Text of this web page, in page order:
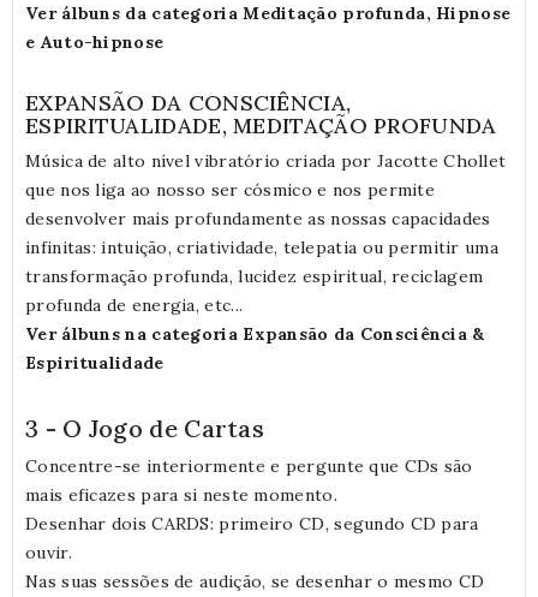
Ver álbuns da categoria Meditação profunda, Hipnose
e Auto-hipnose
EXPANSÃO DA CONSCIÊNCIA,
ESPIRITUALIDADE, MEDITAÇÃO PROFUNDA
Música de alto nível vibratório criada por Jacotte Chollet
que nos liga ao nosso ser cósmico e nos permite
desenvolver mais profundamente as nossas capacidades
infinitas: intuição, criatividade, telepatia ou permitir uma
transformação profunda, lucidez espiritual, reciclagem
profunda de energia, etc...
Ver álbuns na categoria Expansão da Consciência &
Espiritualidade
3 - O Jogo de Cartas
Concentre-se interiormente e pergunte que CDs são
mais eficazes para si neste momento.
Desenhar dois CARDS: primeiro CD, segundo CD para
ouvir.
Nas suas sessões de audição, se desenhar o mesmo CD